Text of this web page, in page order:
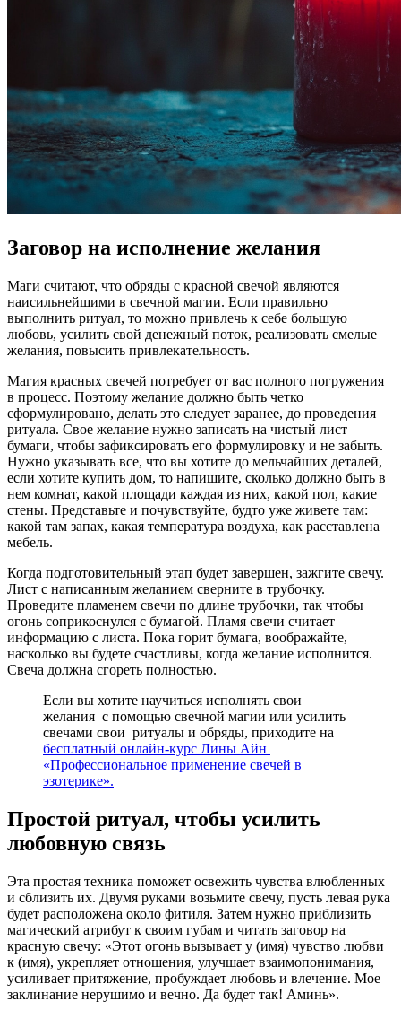
Заговор на исполнение желания
Маги считают, что обряды с красной свечой являются
наисильнейшими в свечной магии. Если правильно
выполнить ритуал, то можно привлечь к себе большую
любовь, усилить свой денежный поток, реализовать смелые
желания, повысить привлекательность.
Магия красных свечей потребует от вас полного погружения
в процесс. Поэтому желание должно быть четко
сформулировано, делать это следует заранее, до проведения
ритуала. Свое желание нужно записать на чистый лист
бумаги, чтобы зафиксировать его формулировку и не забыть.
Нужно указывать все, что вы хотите до мельчайших деталей,
если хотите купить дом, то напишите, сколько должно быть в
нем комнат, какой площади каждая из них, какой пол, какие
стены. Представьте и почувствуйте, будто уже живете там:
какой там запах, какая температура воздуха, как расставлена
мебель.
Когда подготовительный этап будет завершен, зажгите свечу.
Лист с написанным желанием сверните в трубочку.
Проведите пламенем свечи по длине трубочки, так чтобы
огонь соприкоснулся с бумагой. Пламя свечи считает
информацию с листа. Пока горит бумага, воображайте,
насколько вы будете счастливы, когда желание исполнится.
Свеча должна сгореть полностью.
Если вы хотите научиться исполнять свои
желания с помощью свечной магии или усилить
свечами свои ритуалы и обряды, приходите на
бесплатный онлайн-курс Лины Айн
«Профессиональное применение свечей в
эзотерике».
Простой ритуал, чтобы усилить
любовную связь
Эта простая техника поможет освежить чувства влюбленных
и сблизить их. Двумя руками возьмите свечу, пусть левая рука
будет расположена около фитиля. Затем нужно приблизить
магический атрибут к своим губам и читать заговор на
красную свечу: «Этот огонь вызывает у (имя) чувство любви
к (имя), укрепляет отношения, улучшает взаимопонимания,
усиливает притяжение, пробуждает любовь и влечение. Мое
заклинание нерушимо и вечно. Да будет так! Аминь».